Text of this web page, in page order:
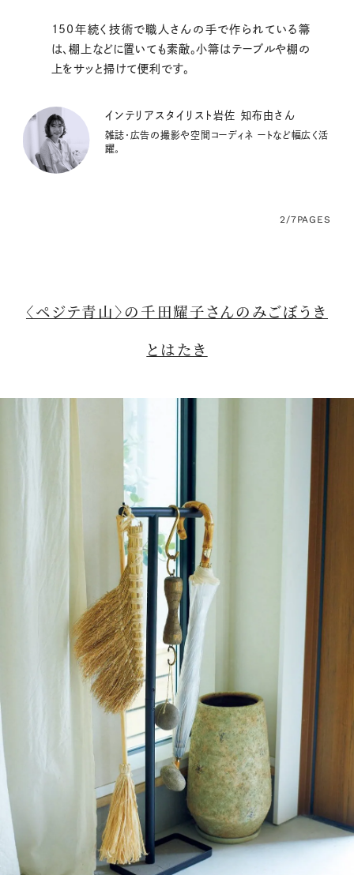
150年続く技術で職人さんの手で作られている箒
は、棚上などに置いても素敵。小箒はテーブルや棚の
上をサッと掃けて便利です。
インテリアスタイリスト岩佐 知布由さん
雑誌・広告の撮影や空間コーディネ ートなど幅広く活
躍。
2/7PAGES
〈ペジテ青山〉の千田耀子さんのみごぼうき
とはたき